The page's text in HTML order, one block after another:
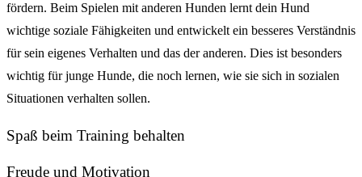
fördern. Beim Spielen mit anderen Hunden lernt dein Hund
wichtige soziale Fähigkeiten und entwickelt ein besseres Verständnis
für sein eigenes Verhalten und das der anderen. Dies ist besonders
wichtig für junge Hunde, die noch lernen, wie sie sich in sozialen
Situationen verhalten sollen.
Spaß beim Training behalten
Freude und Motivation